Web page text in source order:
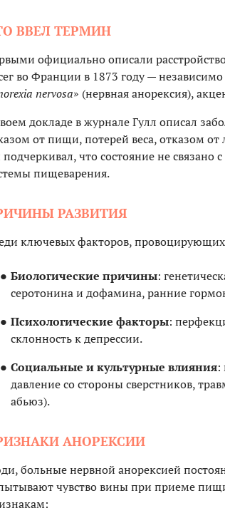
ВВЕЛ ТЕРМИН
официально описали
во Франции в 1873 году —
nervosa» (нервная анорексия),
докладе в журнале Гулл описал
от пищи, потерей веса, отказом
что состояние не
пищеварения.
РАЗВИТИЯ
ключевых факторов,
Биологические причины:
серотонина и дофамина, ранние
Психологические факторы:
склонность к депрессии.
Социальные и культурные влияния:
давление со стороны сверстников,
абьюз).
АНОРЕКСИИ
больные нервной анорексией
чувство вины при приеме